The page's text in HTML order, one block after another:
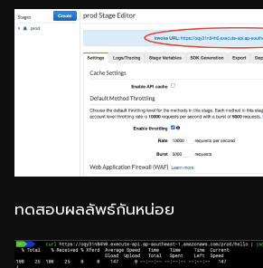
ทดสอบผลลัพธ์กันหน่อย